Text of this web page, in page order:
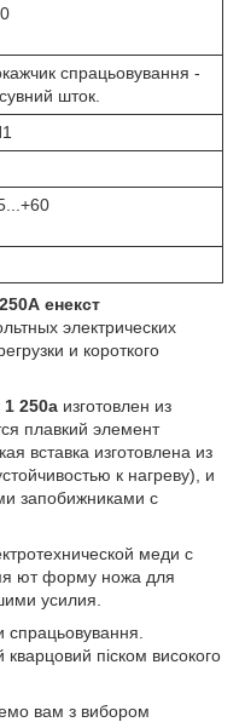
спрацьовування -
шток.
енекст
электрических
и короткого
250а изготовлен из
плавкий элемент
вставка изготовлена из
к нагреву), и
запобижниками с
меди с
ют форму ножа для
усилия.
спрацьовування.
кварцовий піском високого
вам з вибором